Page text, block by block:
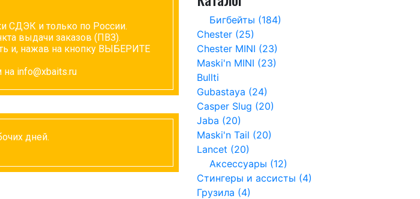
СДЭК и только по России.
выдачи заказов (ПВЗ).
и, нажав на кнопку ВЫБЕРИТЕ
info@xbaits.ru
дней.
Бигбейты (184)
Chester (25)
Chester MINI (23)
Maski'n MINI (23)
Bullti
Gubastaya (24)
Casper Slug (20)
Jaba (20)
Maski'n Tail (20)
Lancet (20)
Аксессуары (12)
Стингеры и ассисты (4)
Грузила (4)